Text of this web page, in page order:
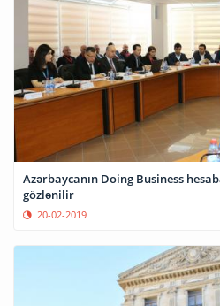
Azərbaycanın Doing Business
gözlənilir
20-02-2019